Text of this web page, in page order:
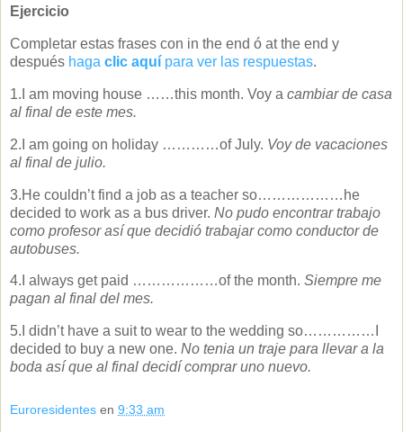
Ejercicio
Completar estas frases con in the end ó at the end y
después hagaclic aquí para ver las respuestas.
1.I am moving house ……this month.Voy acambiar de casa
al final de este mes.
2.I am going on holiday …………of July. Voy de vacaciones
al final de julio.
3.He couldn’t find a job as a teacher so………………he
decided to work as a bus driver.No pudo encontrar trabajo
como profesor así que decidió trabajar como conductor de
autobuses.
4.I always get paid ………………of the month.Siempre me
pagan al final del mes.
5.I didn’t have a suit to wear to the wedding so……………I
decided to buy a new one.No tenia un traje para llevar a la
boda así que al final decidí comprar uno nuevo.
Euroresidentesen9:33 am